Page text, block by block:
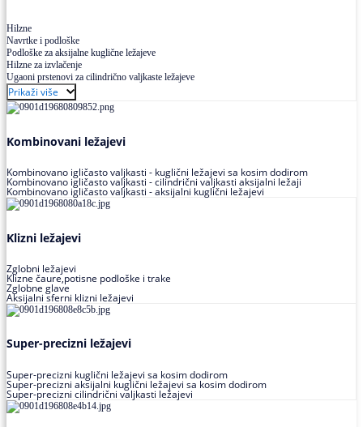
Hilzne
Navrtke i podloške
Podloške za aksijalne kuglične ležajeve
Hilzne za izvlačenje
Ugaoni prstenovi za cilindrično valjkaste ležajeve
Prikaži više
Kombinovani ležajevi
Kombinovano igličasto valjkasti - kuglični ležajevi sa kosim dodirom
Kombinovano igličasto valjkasti - cilindrični valjkasti aksijalni ležaji
Kombinovano igličasto valjkasti - aksijalni kuglični ležajevi
Klizni ležajevi
Zglobni ležajevi
Klizne čaure,potisne podloške i trake
Zglobne glave
Aksijalni sferni klizni ležajevi
Super-precizni ležajevi
Super-precizni kuglični ležajevi sa kosim dodirom
Super-precizni aksijalni kuglični ležajevi sa kosim dodirom
Super-precizni cilindrični valjkasti ležajevi